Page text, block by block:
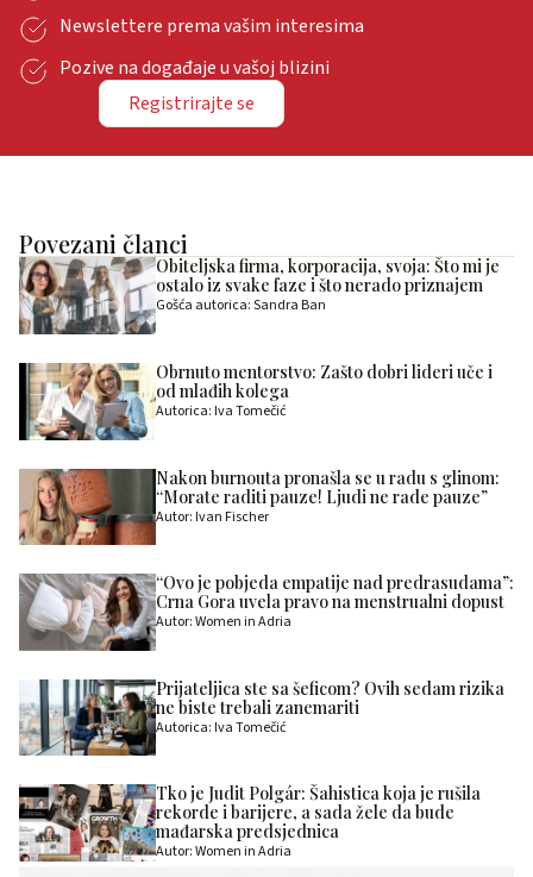
Newslettere prema vašim interesima
Pozive na događaje u vašoj blizini
Registrirajte se
Povezani članci
Obiteljska firma, korporacija, svoja: Što mi je
ostalo iz svake faze i što nerado priznajem
Gošća autorica: Sandra Ban
Obrnuto mentorstvo: Zašto dobri lideri uče i
od mlađih kolega
Autorica: Iva Tomečić
Nakon burnouta pronašla se u radu s glinom:
“Morate raditi pauze! Ljudi ne rade pauze”
Autor: Ivan Fischer
“Ovo je pobjeda empatije nad predrasudama”:
Crna Gora uvela pravo na menstrualni dopust
Autor: Women in Adria
Prijateljica ste sa šeficom? Ovih sedam rizika
ne biste trebali zanemariti
Autorica: Iva Tomečić
Tko je Judit Polgár: Šahistica koja je rušila
rekorde i barijere, a sada žele da bude
mađarska predsjednica
Autor: Women in Adria